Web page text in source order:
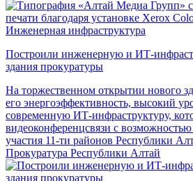
Инженерная инфраструктура
Построили инженерную и ИТ-
здания прокуратуры
На торжественном открытии нового
его энергоэффективность, высокий
современную ИТ-инфраструктуру,
видеоконференцсвязи с
участия 11-ти районов Республики
Прокуратура Республики Алтай